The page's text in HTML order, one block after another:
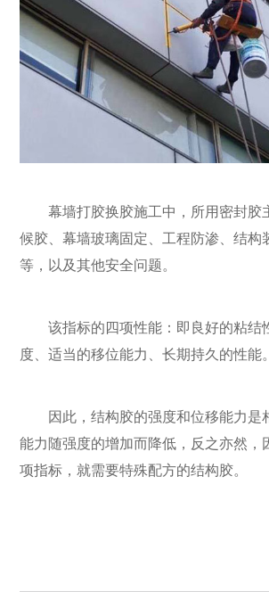
幕墙打胶换胶施工中，所用密封胶
候胶、幕墙玻璃固定、工程防渗、结构
等，以及其他安全问题。
该指标的四项性能：即良好的粘结
度、适当的移位能力、长期持久的性能。
因此，结构胶的强度和位移能力是
能力随强度的增加而降低，反之亦然，
项指标，就需要特殊配方的结构胶。